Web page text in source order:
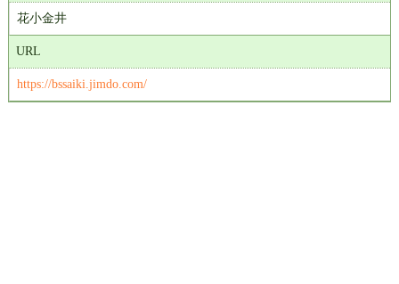
花小金井
URL
https://bssaiki.jimdo.com/